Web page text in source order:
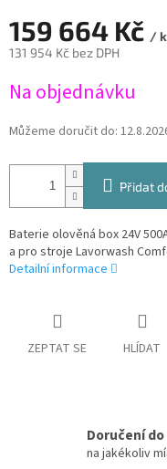
159 664 Kč /
131 954 Kč bez DPH
cena:
Na objednávku
Můžeme doručit do:
Přidat
Baterie olověná box 24V
a pro stroje Lavorwash
Detailní informace
ZEPTAT SE HLÍDAT
Doručení
na jakékoliv